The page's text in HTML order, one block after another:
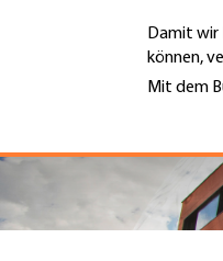
Damit wir
können,
Mit dem
PORTRÄT
DIENSTLEISTUNGEN
MENÜ